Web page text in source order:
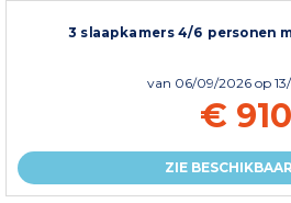
3 slaapkamers 4/6 personen
van 06/09/2026 op
€ 910
ZIE